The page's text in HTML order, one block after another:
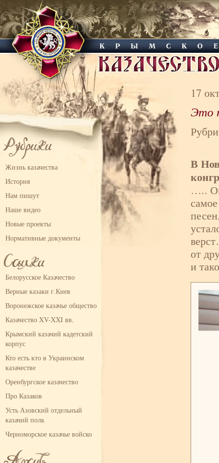
Жизнь казачества
История
Нам пишут
Наше видео
Новые проекты
Нормативные документы
Белорусское Казачество
Верные казаки г.Киев
Воронежское казачье общество
Казачество XV-XXI вв.
Крымский казачий кадетский
корпус
Кто есть кто в Украинском
казачестве
Оренбургское казачество
Про Казаков
Усть Азовский отдельный
казачий полк
Черноморское казачье войско
17
Это
В
…..
от
и